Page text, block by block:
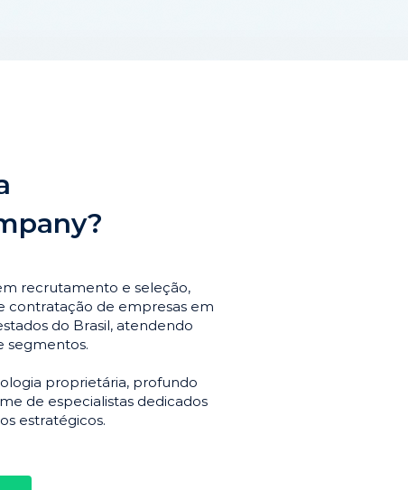
recrutamento e seleção,
contratação de empresas em
do Brasil, atendendo
segmentos.
proprietária, profundo
de especialistas dedicados
estratégicos.